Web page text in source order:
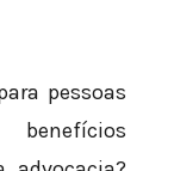
pessoas